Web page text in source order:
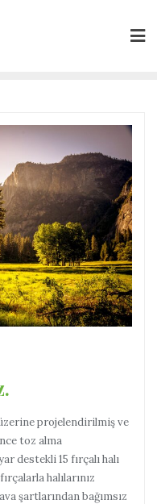
üzerine projelendirilmiş ve
toz alma
destekli 15 fırçalı halı
halılarınız
şartlarından bağımsız